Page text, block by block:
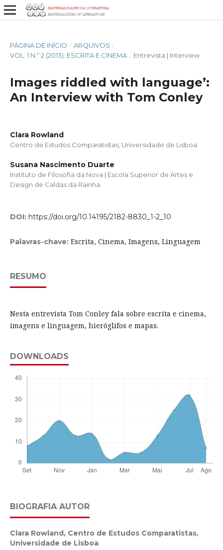
PÁGINA DE INÍCIO / ARQUIVOS /
VOL. 1 N.º 2 (2013): ESCRITA E CINEMA / Entrevista | Interview
Images riddled with language’:
An Interview with Tom Conley
Clara Rowland
Centro de Estudos Comparatistas, Universidade de Lisboa
Susana Nascimento Duarte
Instituto de Filosofia da Nova | Escola Superior de Artes e
Design de Caldas da Rainha
DOI: https://doi.org/10.14195/2182-8830_1-2_10
Palavras-chave: Escrita, Cinema, Imagens, Linguagem
RESUMO
Nesta entrevista Tom Conley fala sobre escrita e cinema,
imagens e linguagem, hieróglifos e mapas.
DOWNLOADS
BIOGRAFIA AUTOR
Clara Rowland, Centro de Estudos Comparatistas,
Universidade de Lisboa